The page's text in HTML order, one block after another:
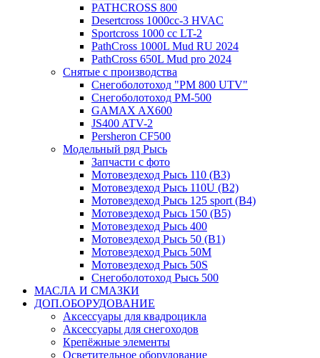
PATHCROSS 800
Desertcross 1000cc-3 HVAC
Sportcross 1000 cc LT-2
PathCross 1000L Mud RU 2024
PathCross 650L Mud pro 2024
Снятые с производства
Снегоболотоход "РМ 800 UTV"
Снегоболотоход РМ-500
GAMAX AX600
JS400 ATV-2
Persheron CF500
Модельный ряд Рысь
Запчасти с фото
Мотовездеход Рысь 110 (B3)
Мотовездеход Рысь 110U (B2)
Мотовездеход Рысь 125 sport (B4)
Мотовездеход Рысь 150 (B5)
Мотовездеход Рысь 400
Мотовездеход Рысь 50 (B1)
Мотовездеход Рысь 50M
Мотовездеход Рысь 50S
Снегоболотоход Рысь 500
МАСЛА И СМАЗКИ
ДОП.ОБОРУДОВАНИЕ
Аксессуары для квадроцикла
Аксессуары для снегоходов
Крепёжные элементы
Осветительное оборудование